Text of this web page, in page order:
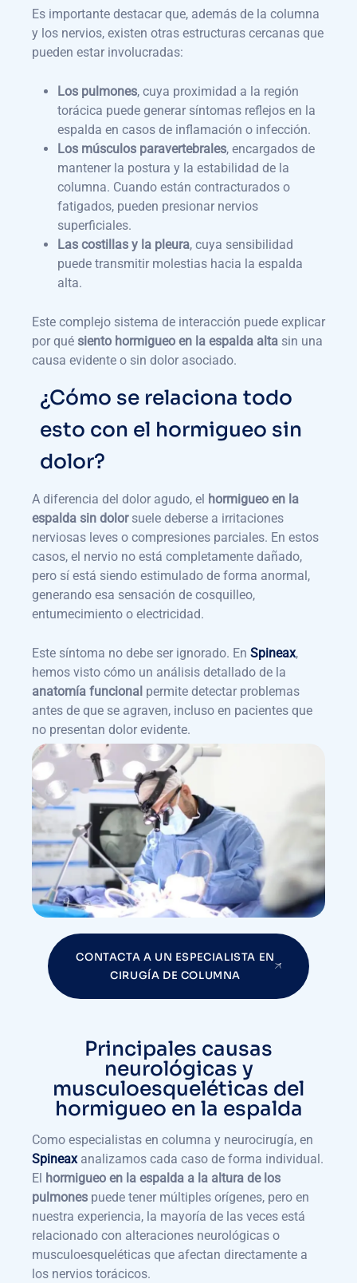
Es importante destacar que, además de la columna
y los nervios, existen otras estructuras cercanas que
pueden estar involucradas:
Los pulmones, cuya proximidad a la región
torácica puede generar síntomas reflejos en la
espalda en casos de inflamación o infección.
Los músculos paravertebrales, encargados de
mantener la postura y la estabilidad de la
columna. Cuando están contracturados o
fatigados, pueden presionar nervios
superficiales.
Las costillas y la pleura, cuya sensibilidad
puede transmitir molestias hacia la espalda
alta.
Este complejo sistema de interacción puede explicar
por qué siento hormigueo en la espalda alta sin una
causa evidente o sin dolor asociado.
¿Cómo se relaciona todo
esto con el hormigueo sin
dolor?
A diferencia del dolor agudo, el hormigueo en la
espalda sin dolorsuele deberse a irritaciones
nerviosas leves o compresiones parciales. En estos
casos, el nervio no está completamente dañado,
pero sí está siendo estimulado de forma anormal,
generando esa sensación de cosquilleo,
entumecimiento o electricidad.
Este síntoma no debe ser ignorado. En Spineax,
hemos visto cómo un análisis detallado de la
anatomía funcional permite detectar problemas
antes de que se agraven, incluso en pacientes que
no presentan dolor evidente.
CONTACTA A UN ESPECIALISTA EN
CIRUGÍA DE COLUMNA
Principales causas
neurológicas y
musculoesqueléticas del
hormigueo en la espalda
Como especialistas en columna y neurocirugía, en
Spineax analizamos cada caso de forma individual.
El hormigueo en la espalda a la altura de los
pulmones puede tener múltiples orígenes, pero en
nuestra experiencia, la mayoría de las veces está
relacionado con alteraciones neurológicas o
musculoesqueléticas que afectan directamente a
los nervios torácicos.